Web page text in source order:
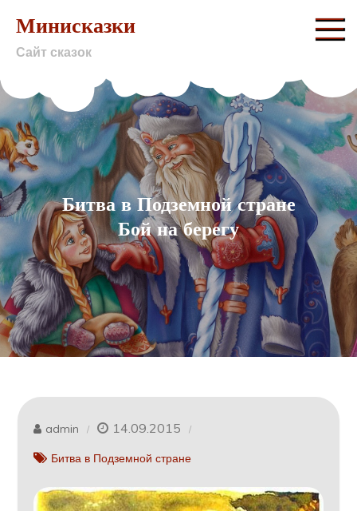
content
Минисказки
Сайт сказок
Битва в Подземной стране
Бой на берегу
admin 14.09.2015
Битва в Подземной стране